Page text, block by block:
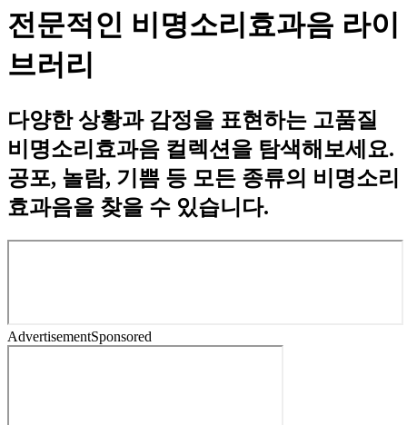
전문적인 비명소리효과음 라이
브러리
다양한 상황과 감정을 표현하는 고품질
비명소리효과음 컬렉션을 탐색해보세요.
공포, 놀람, 기쁨 등 모든 종류의 비명소리
효과음을 찾을 수 있습니다.
AdvertisementSponsored